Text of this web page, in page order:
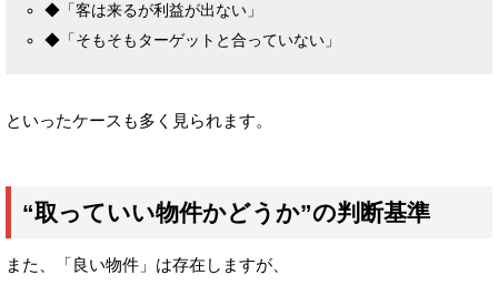
◆「客は来るが利益が出ない」
◆「そもそもターゲットと合っていない」
といったケースも多く見られます。
“取っていい物件かどうか”の判断基準
また、「良い物件」は存在しますが、